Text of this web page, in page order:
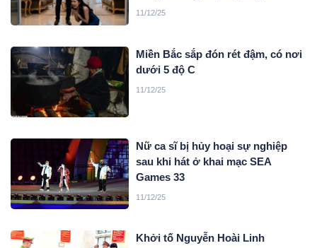
11/12/25
Miền Bắc sắp đón rét đậm, có nơi
dưới 5 độ C
11/12/25
Nữ ca sĩ bị hủy hoại sự nghiệp
sau khi hát ở khai mạc SEA
Games 33
11/12/25
Khởi tố Nguyễn Hoài Linh